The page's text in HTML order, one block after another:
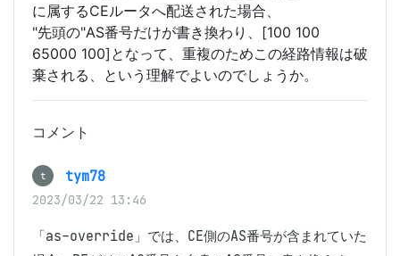
に属するCEルータへ配送された場合、
"先頭の"AS番号だけが書き換わり、[100 100
65000 100]となって、重複のためこの経路情報は破
棄される、という理解でよいのでしょうか。
コメント
t tym78
2023/03/22 13:46
「as-override」では、CE側のAS番号が含まれていた